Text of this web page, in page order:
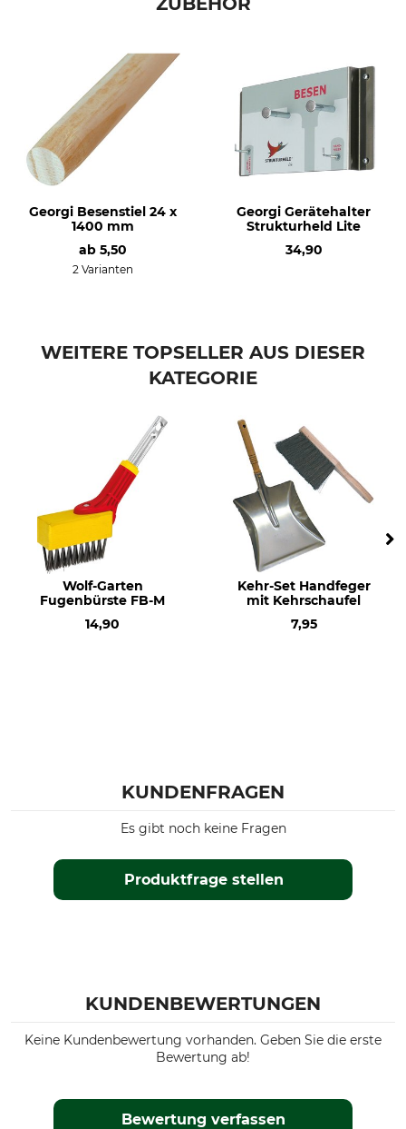
Georgi Besenstiel 24 x
1400 mm
ab 5,50
2 Varianten
Georgi Gerätehalter
Strukturheld Lite
34,90
WEITERE TOPSELLER AUS DIESER
KATEGORIE
Wolf-Garten
Fugenbürste FB-M
14,90
Kehr-Set Handfeger
mit Kehrschaufel
7,95
KUNDENFRAGEN
Produktfrage stellen
Es gibt noch keine Fragen
KUNDENBEWERTUNGEN
Keine Kundenbewertung vorhanden. Geben Sie die erste
Bewertung ab!
Bewertung verfassen